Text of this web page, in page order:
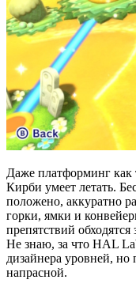
Даже платформинг как
Кирби умеет летать.
положено, аккуратно
горки, ямки и
препятствий
Не знаю, за что HAL
дизайнера уровней, но
напрасной.